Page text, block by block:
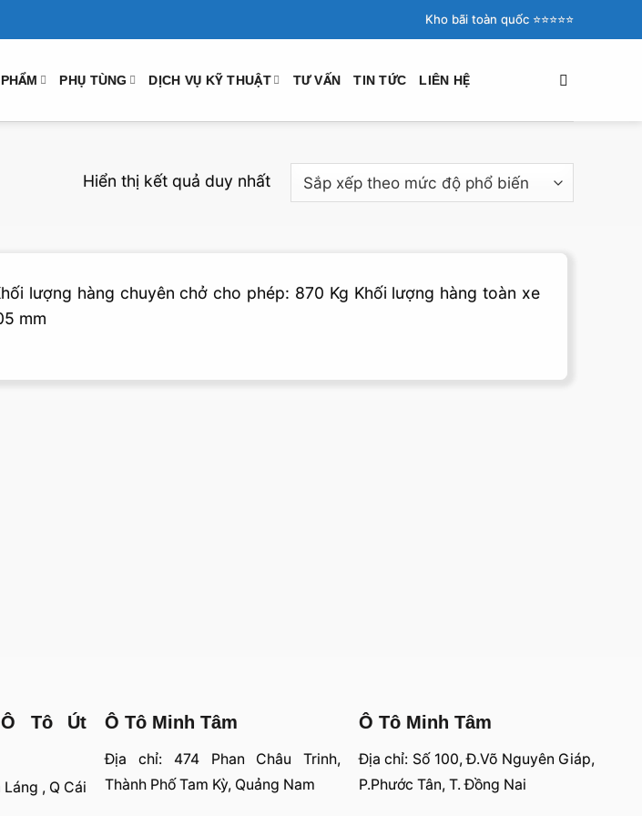
Kho bãi toàn quốc ⭐️⭐️⭐️⭐️⭐️
PHỤ TÙNG DỊCH VỤ KỸ THUẬT TƯ VẤN TIN TỨC LIÊN HỆ
Hiển thị kết quả duy nhất
lượng hàng chuyên chở cho phép: 870 Kg Khối lượng hàng toàn xe
mm
Tô Út
Láng , Q Cái
Ô Tô Minh Tâm
Địa chỉ: 474 Phan Châu Trinh,
Thành Phố Tam Kỳ, Quảng Nam
Ô Tô Minh Tâm
Địa chỉ: Số 100, Đ.Võ Nguyên Giáp,
P.Phước Tân, T. Đồng Nai